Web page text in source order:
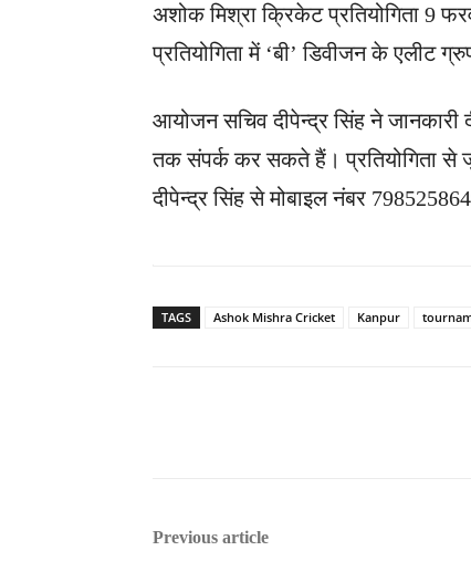
अशोक मिश्रा क्रिकेट प्रतियोगिता 9
प्रतियोगिता में ‘बी’ डिवीजन के एलीट
आयोजन सचिव दीपेन्द्र सिंह ने
तक संपर्क कर सकते हैं। प्रतियोगिता
दीपेन्द्र सिंह से मोबाइल नंबर
TAGS Ashok Mishra Cricket Kanpur
Previous article